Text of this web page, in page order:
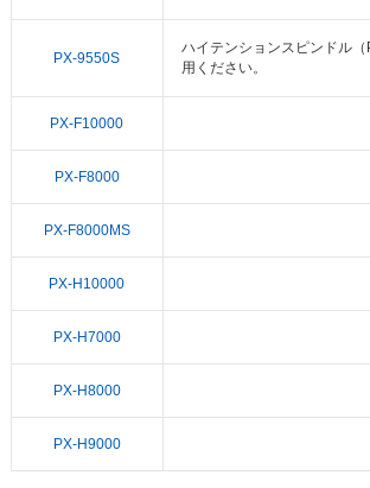
PX-9550S
ハイテンションスピンドル
用ください。
PX-F10000
PX-F8000
PX-F8000MS
PX-H10000
PX-H7000
PX-H8000
PX-H9000